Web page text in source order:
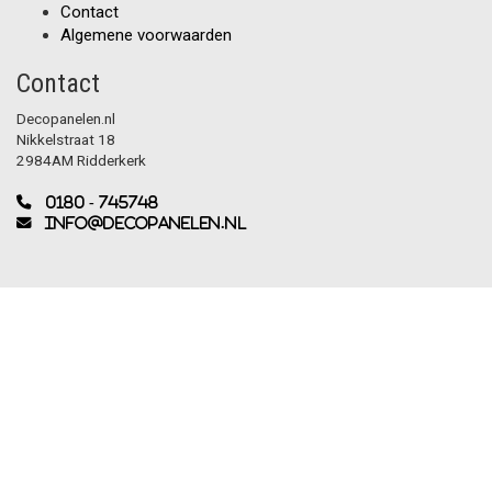
Contact
Algemene voorwaarden
Contact
Decopanelen.nl
Nikkelstraat 18
2984AM Ridderkerk
0180 - 745748
info@decopanelen.nl